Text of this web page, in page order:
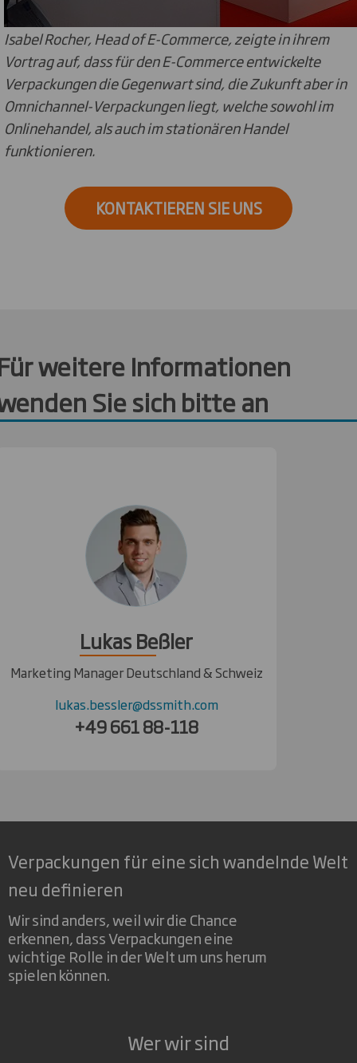
Isabel Rocher, Head of E-Commerce, zeigte in ihrem
Vortrag auf, dass für den E-Commerce entwickelte
Verpackungen die Gegenwart sind, die Zukunft aber in
Omnichannel-Verpackungen liegt, welche sowohl im
Onlinehandel, als auch im stationären Handel
funktionieren.
KONTAKTIEREN SIE UNS
weitere Informationen
Sie sich bitte an
Lukas Beßler
Marketing Manager Deutschland & Schweiz
lukas.bessler@dssmith.com
+49 661 88-118
Verpackungen für eine sich wandelnde Welt
neu definieren
Wir sind anders, weil wir die Chance
erkennen, dass Verpackungen eine
wichtige Rolle in der Welt um uns herum
spielen können.
Wer wir sind